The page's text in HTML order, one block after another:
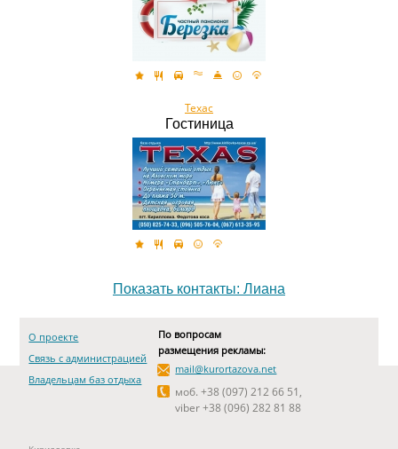
Техас
Гостиница
Показать контакты: Лиана
О проекте
Связь с администрацией
Владельцам баз отдыха
По вопросам
размещения рекламы:
mail@kurortazova.net
моб. +38 (097) 212 66 51,
viber +38 (096) 282 81 88